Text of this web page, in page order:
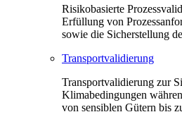
Risikobasierte
Erfüllung von
sowie die Sicherstellung
Transportvalidierung
Transportvalidierung zur
Klimabedingungen
von sensiblen Gütern bis